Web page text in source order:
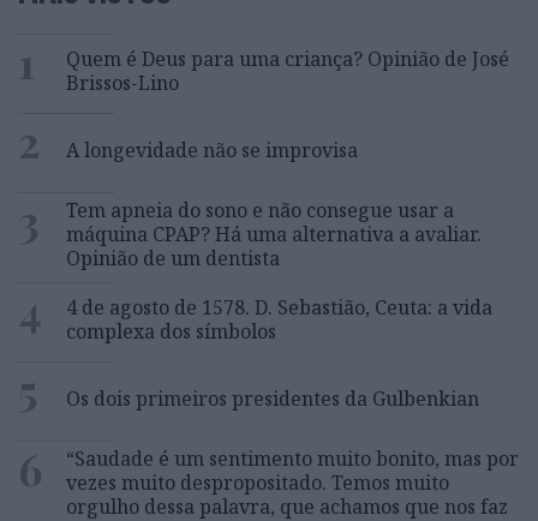
1
Quem é Deus para uma criança? Opinião de José
Brissos-Lino
2 A longevidade não se improvisa
3
Tem apneia do sono e não consegue usar a
máquina CPAP? Há uma alternativa a avaliar.
Opinião de um dentista
4
4 de agosto de 1578. D. Sebastião, Ceuta: a vida
complexa dos símbolos
5 Os dois primeiros presidentes da Gulbenkian
6
“Saudade é um sentimento muito bonito, mas por
vezes muito despropositado. Temos muito
orgulho dessa palavra, que achamos que nos faz